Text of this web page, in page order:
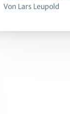
Von Lars Leupold